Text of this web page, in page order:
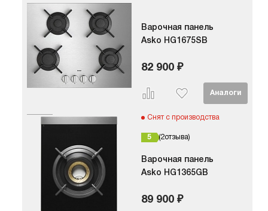
Варочная панель
Asko HG1675SB
82 900 ₽
Снят с производства
5 2отзыва
Варочная панель
Asko HG1365GB
89 900 ₽